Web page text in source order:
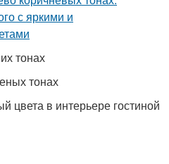
тонах
тонах
цвета в интерьере гостиной